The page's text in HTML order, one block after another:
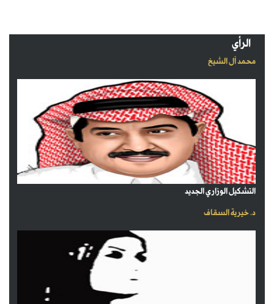
الرأي
محمد آل الشيخ
التشكيل الوزاري الجديد
د. خيرية السقاف